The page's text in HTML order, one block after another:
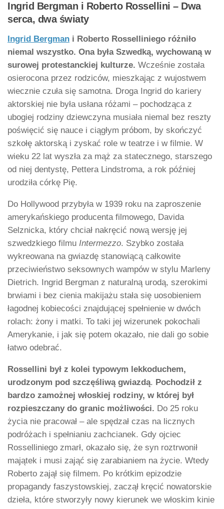
Ingrid Bergman i Roberto Rossellini – Dwa
serca, dwa światy
Ingrid Bergman i Roberto Rosselliniego różniło
niemal wszystko. Ona była Szwedką, wychowaną w
surowej protestanckiej kulturze. Wcześnie została
osierocona przez rodziców, mieszkając z wujostwem
wiecznie czuła się samotna. Droga Ingrid do kariery
aktorskiej nie była usłana różami – pochodząca z
ubogiej rodziny dziewczyna musiała niemal bez reszty
poświęcić się nauce i ciągłym próbom, by skończyć
szkołę aktorską i zyskać role w teatrze i w filmie. W
wieku 22 lat wyszła za mąż za statecznego, starszego
od niej dentystę, Pettera Lindstroma, a rok później
urodziła córkę Pię.
Do Hollywood przybyła w 1939 roku na zaproszenie
amerykańskiego producenta filmowego, Davida
Selznicka, który chciał nakręcić nową wersję jej
szwedzkiego filmu Intermezzo. Szybko została
wykreowana na gwiazdę stanowiącą całkowite
przeciwieństwo seksownych wampów w stylu Marleny
Dietrich. Ingrid Bergman z naturalną urodą, szerokimi
brwiami i bez cienia makijażu stała się uosobieniem
łagodnej kobiecości znajdującej spełnienie w dwóch
rolach: żony i matki. To taki jej wizerunek pokochali
Amerykanie, i jak się potem okazało, nie dali go sobie
łatwo odebrać.
Rossellini był z kolei typowym lekkoduchem,
urodzonym pod szczęśliwą gwiazdą. Pochodził z
bardzo zamożnej włoskiej rodziny, w której był
rozpieszczany do granic możliwości. Do 25 roku
życia nie pracował – ale spędzał czas na licznych
podróżach i spełnianiu zachcianek. Gdy ojciec
Rosselliniego zmarł, okazało się, że syn roztrwonił
majątek i musi zająć się zarabianiem na życie. Wtedy
Roberto zajął się filmem. Po krótkim epizodzie
propagandy faszystowskiej, zaczął kręcić nowatorskie
dzieła, które stworzyły nowy kierunek we włoskim kinie